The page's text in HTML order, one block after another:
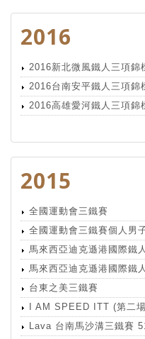
2016
2016新北微風鐵人三項錦
2016台南安平鐵人三項錦
2016高雄愛河鐵人三項錦
2015
全國運動會三鐵賽
全國運動會三鐵賽個人男
馬來西亞迪克遜港國際鐵
馬來西亞迪克遜港國際鐵
台東之美三鐵賽
I AM SPEED ITT (第二
Lava 台南馬沙溝三鐵賽